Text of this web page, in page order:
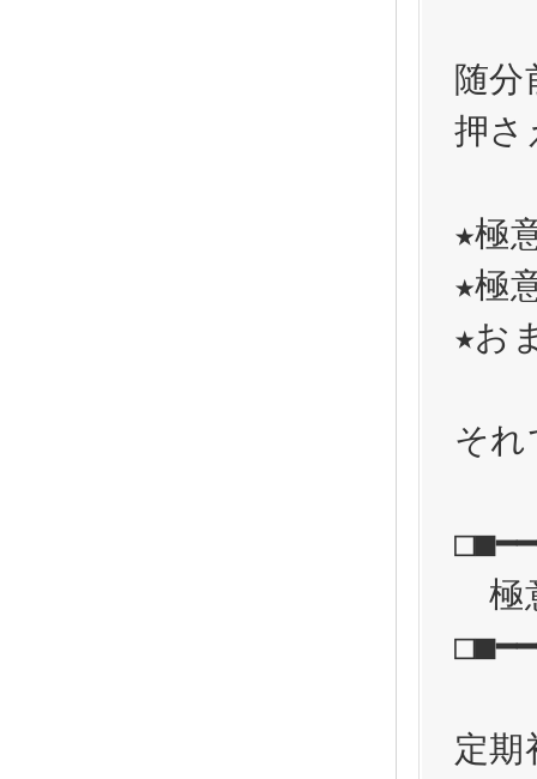
随
押さ
★極
★極
★お
そ
極
定期